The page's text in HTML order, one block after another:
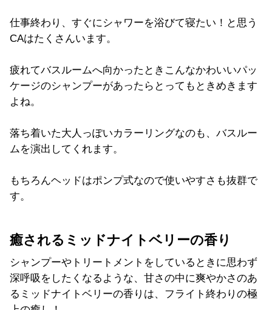
仕事終わり、すぐにシャワーを浴びて寝たい！と思う
CAはたくさんいます。
疲れてバスルームへ向かったときこんなかわいいパッ
ケージのシャンプーがあったらとってもときめきます
よね。
落ち着いた大人っぽいカラーリングなのも、バスルー
ムを演出してくれます。
もちろんヘッドはポンプ式なので使いやすさも抜群で
す。
癒されるミッドナイトベリーの香り
シャンプーやトリートメントをしているときに思わず
深呼吸をしたくなるような、甘さの中に爽やかさのあ
るミッドナイトベリーの香りは、フライト終わりの極